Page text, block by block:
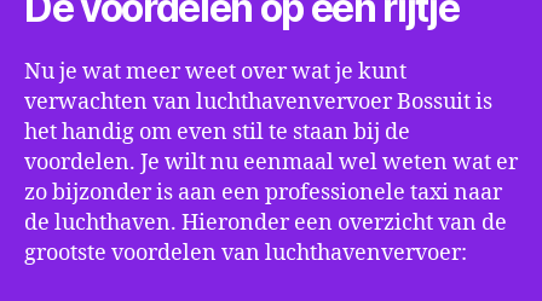
Nu je wat meer weet over wat je kunt
verwachten van luchthavenvervoer Bossuit is
het handig om even stil te staan bij de
voordelen. Je wilt nu eenmaal wel weten wat er
zo bijzonder is aan een professionele taxi naar
de luchthaven. Hieronder een overzicht van de
grootste voordelen van luchthavenvervoer: